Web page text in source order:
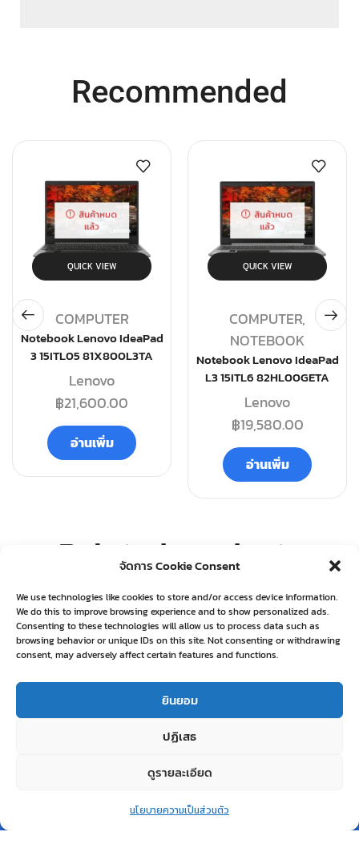
จัดการ Cookie Consent
We use technologies like cookies to store and/or access device information.
We do this to improve browsing experience and to show personalized ads.
Consenting to these technologies will allow us to process data such as
browsing behavior or unique IDs on this site. Not consenting or withdrawing
consent, may adversely affect certain features and functions.
ยินยอม
ปฏิเสธ
ดูรายละเอียด
นโยบายความเป็นส่วนตัว
Recommended
สินค้าหมด
แล้ว
QUICK VIEW
COMPUTER
Notebook Lenovo IdeaPad
3 15ITL05 81X800L3TA
Lenovo
฿21,600.00
อ่านเพิ่ม
สินค้าหมด
แล้ว
QUICK VIEW
COMPUTER,
NOTEBOOK
Notebook Lenovo IdeaPad
L3 15ITL6 82HL00GETA
Lenovo
฿19,580.00
อ่านเพิ่ม
Related products
Omni-directional
สินค้าหมด
แล้ว
GADGET
Wishlist